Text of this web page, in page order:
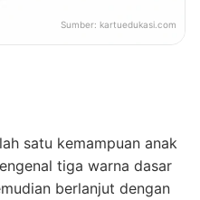
Sumber: kartuedukasi.com
satu kemampuan anak
tiga warna dasar
berlanjut dengan